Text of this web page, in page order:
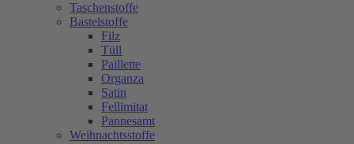
Taschenstoffe
Bastelstoffe
Filz
Tüll
Paillette
Organza
Satin
Fellimitat
Pannesamt
Weihnachtsstoffe